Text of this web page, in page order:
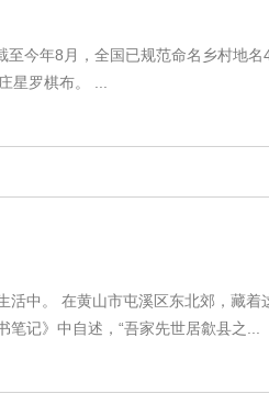
至今年8月，全国已规范命名乡村地名
星罗棋布。 ...
活中。 在黄山市屯溪区东北郊，藏着
记》中自述，“吾家先世居歙县之...